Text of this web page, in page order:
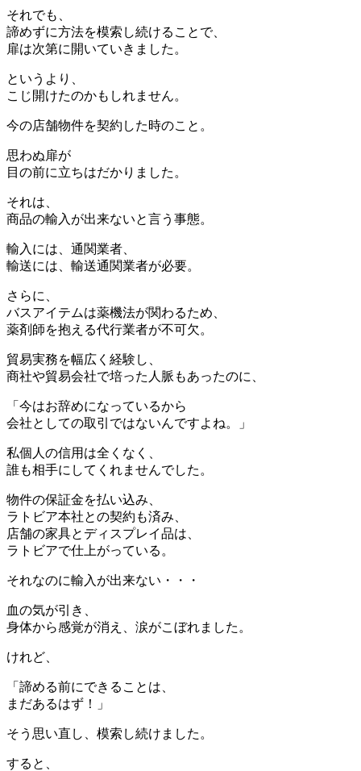
それでも、
諦めずに方法を模索し続けることで、
扉は次第に開いていきました。
というより、
こじ開けたのかもしれません。
今の店舗物件を契約した時のこと。
思わぬ扉が
目の前に立ちはだかりました。
それは、
商品の輸入が出来ないと言う事態。
輸入には、通関業者、
輸送には、輸送通関業者が必要。
さらに、
バスアイテムは薬機法が関わるため、
薬剤師を抱える代行業者が不可欠。
貿易実務を幅広く経験し、
商社や貿易会社で培った人脈もあったのに、
「今はお辞めになっているから
会社としての取引ではないんですよね。」
私個人の信用は全くなく、
誰も相手にしてくれませんでした。
物件の保証金を払い込み、
ラトビア本社との契約も済み、
店舗の家具とディスプレイ品は、
ラトビアで仕上がっている。
それなのに輸入が出来ない・・・
血の気が引き、
身体から感覚が消え、涙がこぼれました。
けれど、
「諦める前にできることは、
まだあるはず！」
そう思い直し、模索し続けました。
すると、